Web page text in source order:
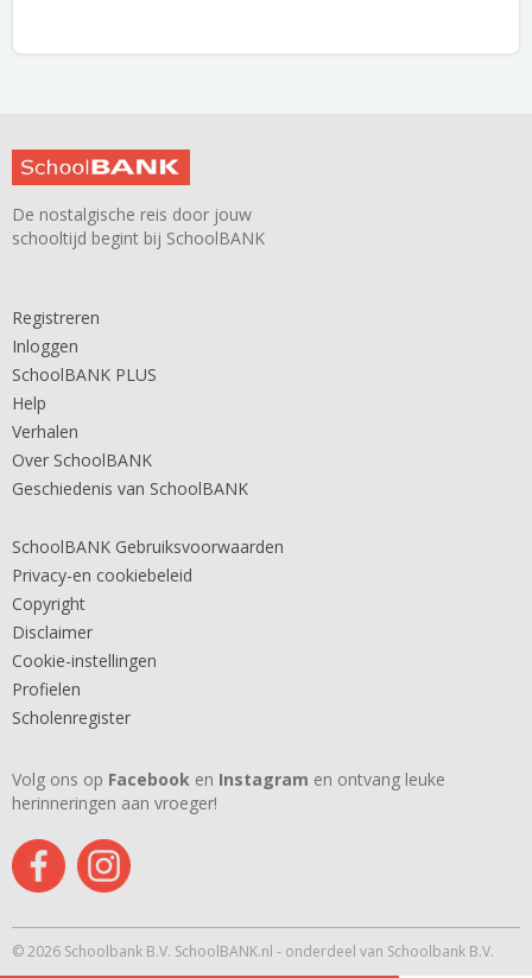
De nostalgische reis door jouw
schooltijd begint bij SchoolBANK
Registreren
Inloggen
SchoolBANK PLUS
Help
Verhalen
Over SchoolBANK
Geschiedenis van SchoolBANK
SchoolBANK Gebruiksvoorwaarden
Privacy-en cookiebeleid
Copyright
Disclaimer
Cookie-instellingen
Profielen
Scholenregister
Volg ons op Facebook en Instagram en ontvang leuke
herinneringen aan vroeger!
© 2026 Schoolbank B.V. SchoolBANK.nl - onderdeel van Schoolbank B.V.